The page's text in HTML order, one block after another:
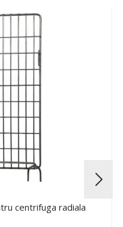
centrifuga radiala